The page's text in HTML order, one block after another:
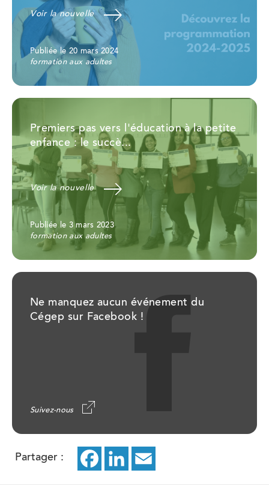
Partager : Facebook
ce LinkedIn
ce
Voir la nouvelle
Publiée le 20 mars 2024
formation aux adultes
Premiers pas vers l'éducation à la petite
enfance : le succè...
Voir la nouvelle
Publiée le 3 mars 2023
formation aux adultes
Ne manquez aucun événement du
Cégep sur Facebook !
Suivez-nous